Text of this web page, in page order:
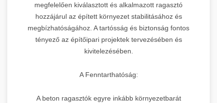
megfelelően kiválasztott és alkalmazott ragasztó
hozzájárul az épített környezet stabilitásához és
megbízhatóságához. A tartósság és biztonság fontos
tényező az építőipari projektek tervezésében és
kivitelezésében.
A Fenntarthatóság:
A beton ragasztók egyre inkább környezetbarát